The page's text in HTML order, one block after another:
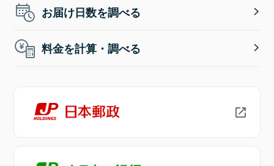
お届け日数を調べる
料金を計算・調べる